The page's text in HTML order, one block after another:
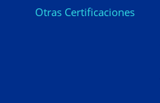
Otras Certificaciones